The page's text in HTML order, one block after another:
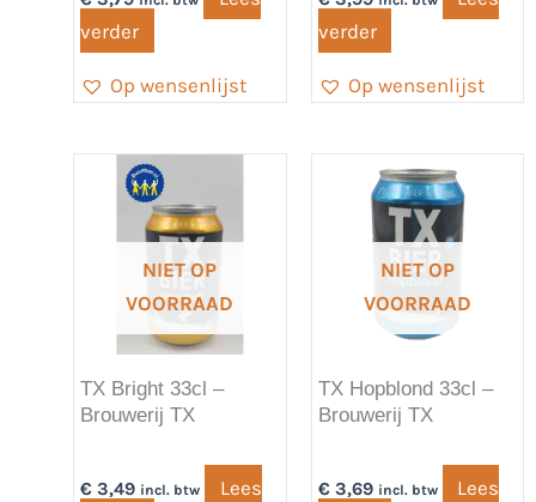
verder
Op wensenlijst
verder
Op wensenlijst
NIET OP
VOORRAAD
TX Bright 33cl –
Brouwerij TX
€ 3,49 incl. btw
Lees
NIET OP
VOORRAAD
TX Hopblond 33cl –
Brouwerij TX
€3,69 incl. btw
Lees